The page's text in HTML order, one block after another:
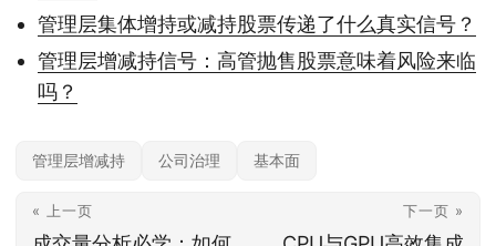
管理层集体增持或减持股票传递了什么真实信号？
管理层增减持信号：高管抛售股票意味着风险来临
吗？
管理层增减持 公司治理 基本面
« 上一页 下一页 »